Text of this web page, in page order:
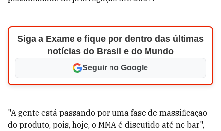
Siga a Exame e fique por dentro das últimas
notícias do Brasil e do Mundo
Seguir no Google
"A gente está passando por uma fase de massificação
do produto, pois, hoje, o MMA é discutido até no bar",